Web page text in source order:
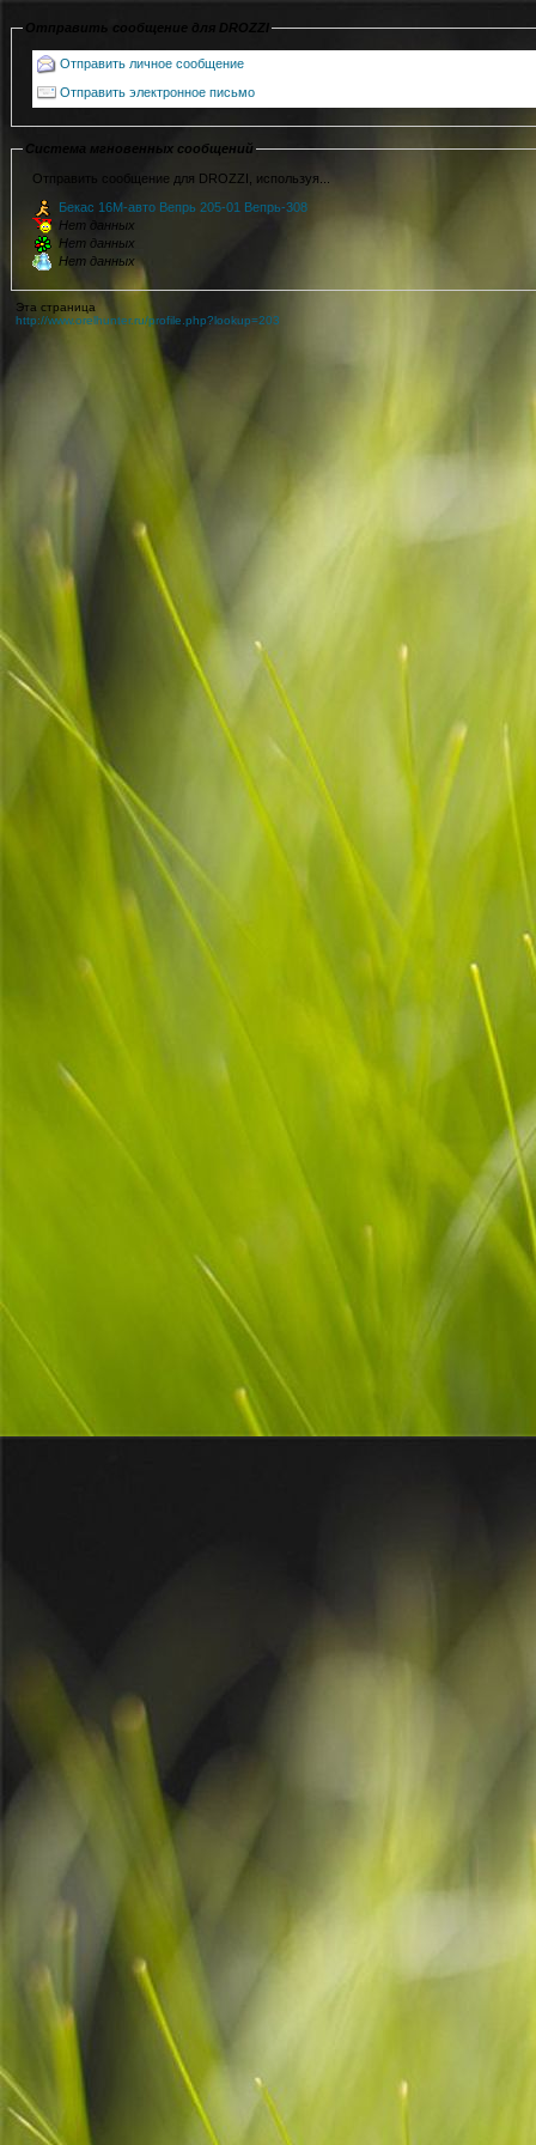
Отправить сообщение для DROZZI
Отправить личное сообщение
Отправить электронное письмо
Система мгновенных сообщений
Отправить сообщение для DROZZI, используя...
Бекас 16М-авто Вепрь 205-01 Вепрь-308
Нет данных
Нет данных
Нет данных
Эта страница
http://www.orelhunter.ru/profile.php?lookup=203